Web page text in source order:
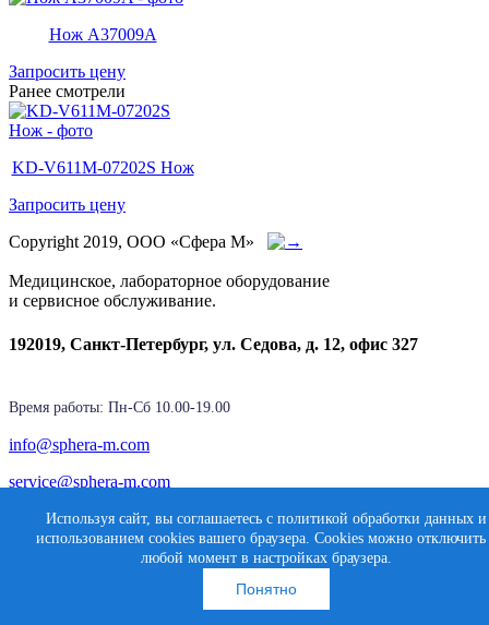
Используя сайт, вы соглашаетесь с политикой обработки данных и
использованием cookies вашего браузера. Cookies можно отключить
любой момент в настройках браузера.
Понятно
Нож A37009A
Запросить цену
Ранее смотрели
KD-V611M-07202S Нож
Запросить цену
Copyright 2019, ООО «Сфера М»
Медицинское, лабораторное оборудование
и сервисное обслуживание.
192019, Санкт-Петербург, ул. Седова, д. 12, офис 327
Время работы: Пн-Cб 10.00-19.00
info@sphera-m.com
service@sphera-m.com
Создание сайта